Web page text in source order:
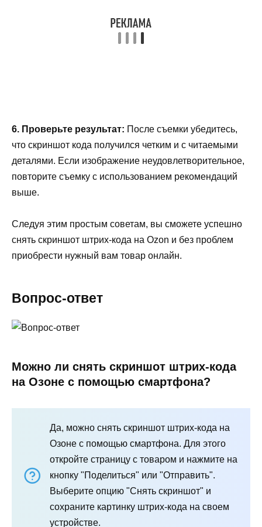
6. Проверьте результат: После съемки убедитесь,
что скриншот кода получился четким и с читаемыми
деталями. Если изображение неудовлетворительное,
повторите съемку с использованием рекомендаций
выше.
Следуя этим простым советам, вы сможете успешно
снять скриншот штрих-кода на Ozon и без проблем
приобрести нужный вам товар онлайн.
Вопрос-ответ
Можно ли снять скриншот штрих-кода
на Озоне с помощью смартфона?
Да, можно снять скриншот штрих-кода на
Озоне с помощью смартфона. Для этого
откройте страницу с товаром и нажмите на
кнопку "Поделиться" или "Отправить".
Выберите опцию "Снять скриншот" и
сохраните картинку штрих-кода на своем
устройстве.